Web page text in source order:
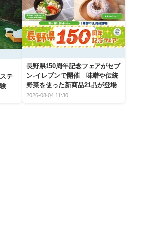
テ
長野県150周年記念フェアがセブ
ン-イレブンで開催 味噌や伝統
野菜を使った新商品21品が登場
2026-08-04 11:30